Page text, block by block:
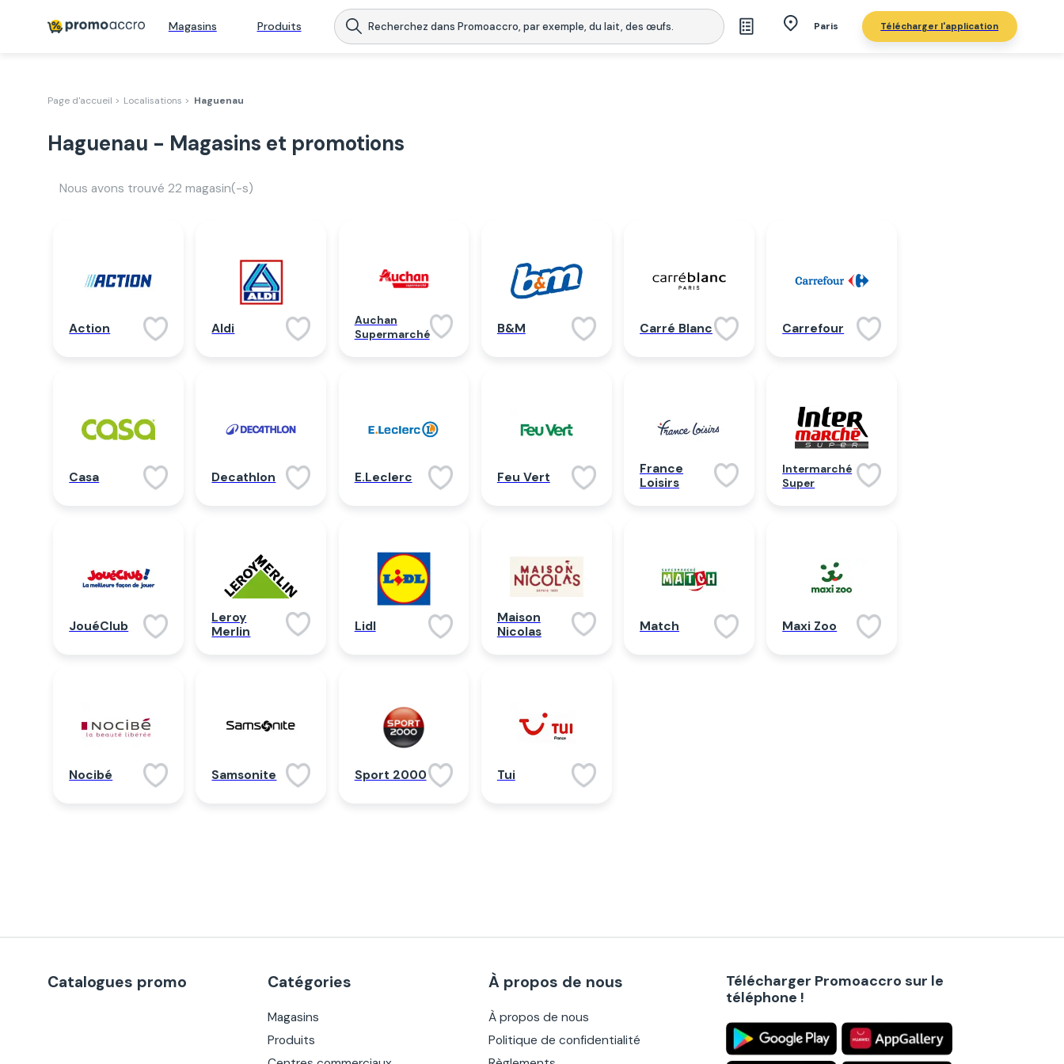
Magasins Produits Paris Télécharger l'application
Page d'accueil > Localisations > Haguenau
Haguenau - Magasins et promotions
Nous avons trouvé 22 magasin(-s)
Action Aldi
Auchan
Supermarché
B&M Carré Blanc Carrefour
Casa Decathlon E.Leclerc Feu Vert
France
Loisirs
Intermarché
Super
JouéClub
Leroy
Merlin
Lidl
Maison
Nicolas
Match Maxi Zoo
Nocibé Samsonite Sport 2000 Tui
Catalogues promo Catégories
Magasins
Produits
À propos de nous
À propos de nous
Politique de confidentialité
Télécharger Promoaccro sur le
téléphone !